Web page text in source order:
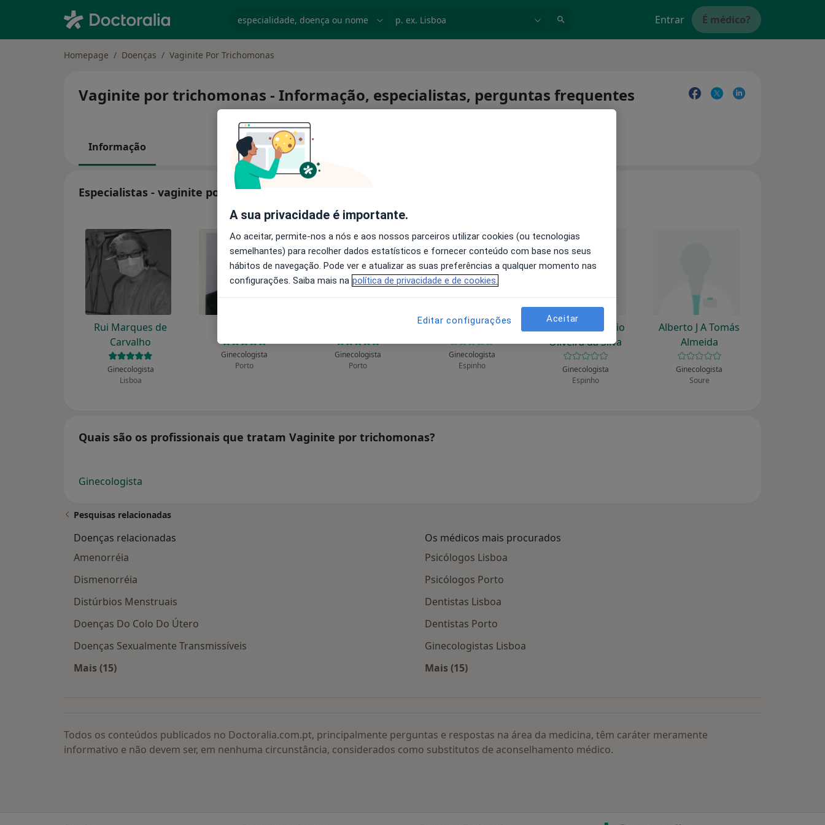
Entrar É médico?
Homepage Doenças Vaginite Por Trichomonas
Vaginite por trichomonas - Informação, especialistas, perguntas frequentes
Informação
Especialistas - vaginite por trichomonas
Rui Marques de
Carvalho
Ginecologista
Lisboa
Ginecologista
Porto
Ginecologista
Porto
Alberto Custódio
Ginecologista
Espinho
Alberto Custódio
Oliveira da Silva
Ginecologista
Espinho
Alberto J A Tomás
Almeida
Ginecologista
Soure
Quais são os profissionais que tratam Vaginite por trichomonas?
Ginecologista
Pesquisas relacionadas
Doenças relacionadas
Amenorréia
Dismenorréia
Distúrbios Menstruais
Doenças Do Colo Do Útero
Doenças Sexualmente Transmissíveis
Mais (15)
Os médicos mais procurados
Psicólogos Lisboa
Psicólogos Porto
Dentistas Lisboa
Dentistas Porto
Ginecologistas Lisboa
Mais (15)
Todos os conteúdos publicados no Doctoralia.com.pt, principalmente perguntas e respostas na área da medicina, têm caráter meramente
informativo e não devem ser, em nenhuma circunstância, considerados como substitutos de aconselhamento médico.
A sua privacidade é importante.
Ao aceitar, permite-nos a nós e aos nossos parceiros utilizar cookies (ou tecnologias
semelhantes) para recolher dados estatísticos e fornecer conteúdo com base nos seus
hábitos de navegação. Pode ver e atualizar as suas preferências a qualquer momento nas
configurações. Saiba mais na política de privacidade e de cookies.
Editar configurações Aceitar